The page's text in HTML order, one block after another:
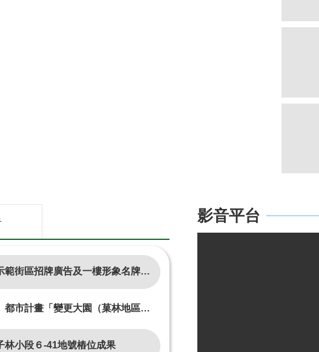
臺業者設置「防颱專區」或「防災專區」，提供民眾至「防颱專區」可
樓形象名牌補助計畫」，並自115年6月15日生效。
）都市計畫（公共設施用地專案通盤檢討）（第一階段）樁位成果
林小段６-41地號樁位成果
影音平台